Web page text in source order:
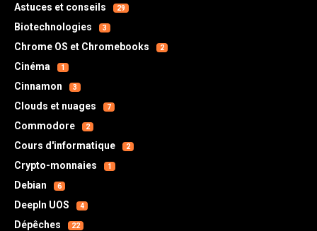
Astuces et conseils 29
Biotechnologies 3
Chrome OS et Chromebooks 2
Cinéma 1
Cinnamon 3
Clouds et nuages 7
Commodore 2
Cours d'informatique 2
Crypto-monnaies 1
Debian 6
DeepIn UOS 4
Dépêches 22